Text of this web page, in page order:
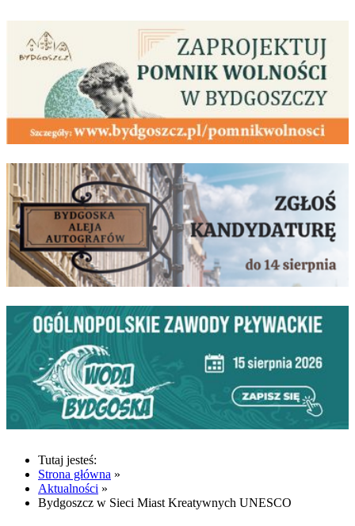
Tutaj jesteś:
Strona główna »
Aktualności »
Bydgoszcz w Sieci Miast Kreatywnych UNESCO